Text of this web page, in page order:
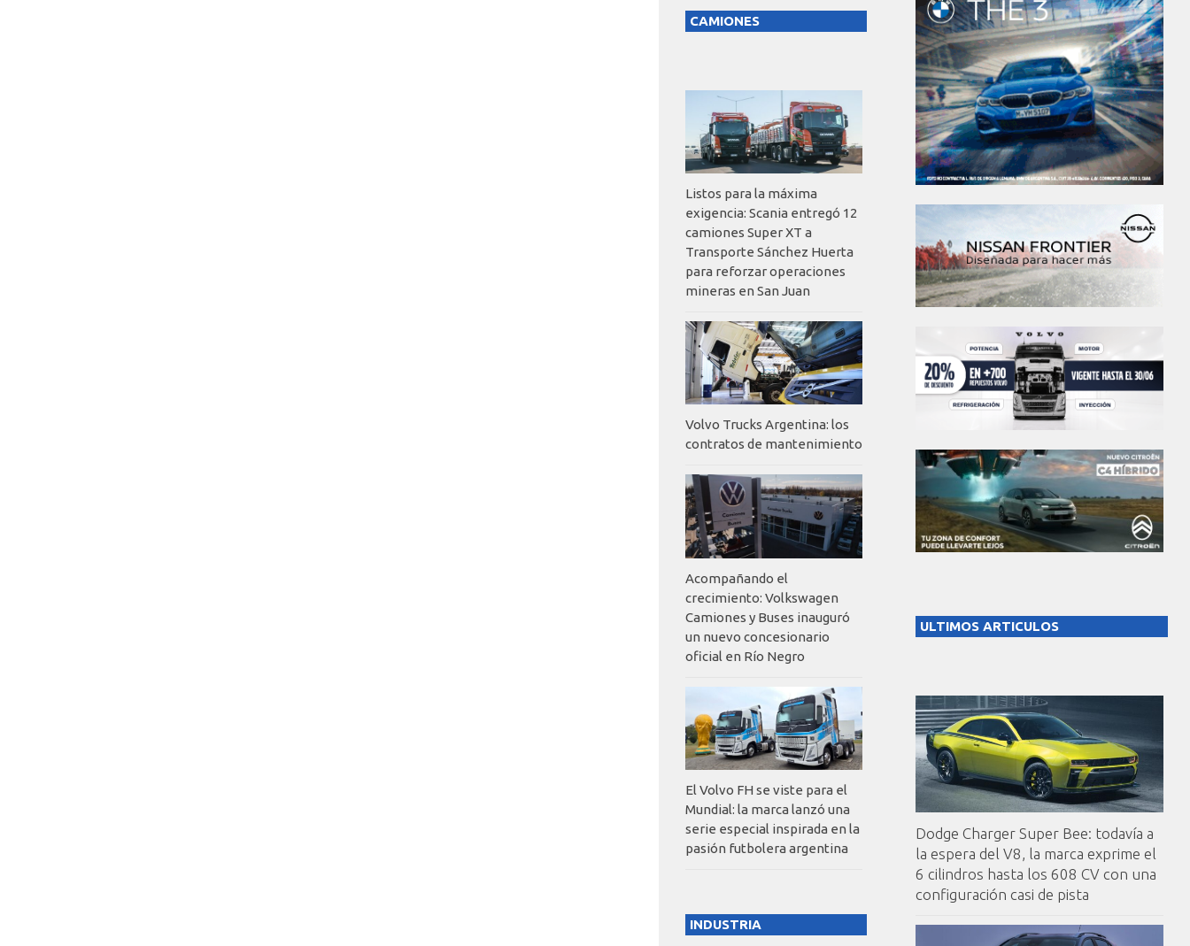
ULTIMOS ARTICULOS
Dodge Charger Super Bee: todavía a
la espera del V8, la marca exprime el
6 cilindros hasta los 608 CV con una
configuración casi de pista
CAMIONES
Listos para la máxima
exigencia: Scania entregó 12
camiones Super XT a
Transporte Sánchez Huerta
para reforzar operaciones
mineras en San Juan
Volvo Trucks Argentina: los
contratos de mantenimiento
Acompañando el
crecimiento: Volkswagen
Camiones y Buses inauguró
un nuevo concesionario
oficial en Río Negro
El Volvo FH se viste para el
Mundial: la marca lanzó una
serie especial inspirada en la
pasión futbolera argentina
INDUSTRIA